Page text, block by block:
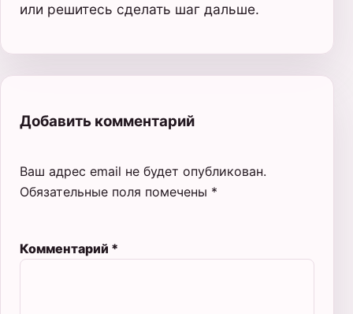
или решитесь сделать шаг дальше.
Добавить комментарий
Ваш адрес email не будет опубликован.
Обязательные поля помечены *
Комментарий *